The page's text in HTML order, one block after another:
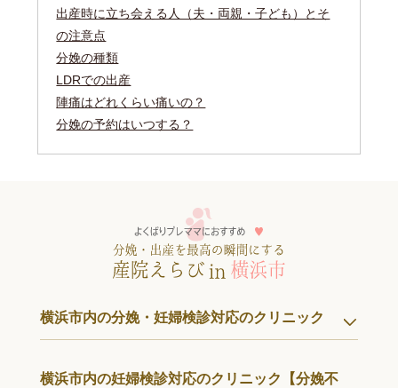
出産時に立ち会える人（夫・両親・子ども）とそ
の注意点
分娩の種類
LDRでの出産
陣痛はどれくらい痛いの？
分娩の予約はいつする？
横浜市内の分娩・妊婦検診対応のクリニック
横浜市内の妊婦検診対応のクリニック【分娩不